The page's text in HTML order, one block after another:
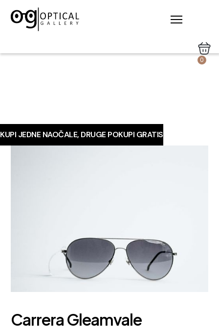
0
KUPI JEDNE NAOČALE, DRUGE POKUPI GRATIS
Carrera Gleamvale